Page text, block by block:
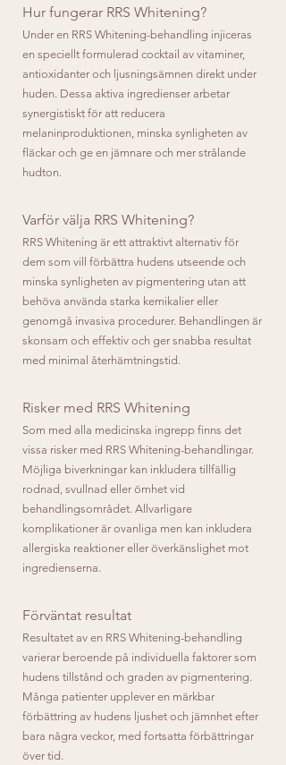
Hur fungerar RRS Whitening?
Under en RRS Whitening-behandling injiceras
en speciellt formulerad cocktail av vitaminer,
antioxidanter och ljusningsämnen direkt under
huden. Dessa aktiva ingredienser arbetar
synergistiskt för att reducera
melaninproduktionen, minska synligheten av
fläckar och ge en jämnare och mer strålande
hudton.
Varför välja RRS Whitening?
RRS Whitening är ett attraktivt alternativ för
dem som vill förbättra hudens utseende och
minska synligheten av pigmentering utan att
behöva använda starka kemikalier eller
genomgå invasiva procedurer. Behandlingen är
skonsam och effektiv och ger snabba resultat
med minimal återhämtningstid.
Risker med RRS Whitening
Som med alla medicinska ingrepp finns det
vissa risker med RRS Whitening-behandlingar.
Möjliga biverkningar kan inkludera tillfällig
rodnad, svullnad eller ömhet vid
behandlingsområdet. Allvarligare
komplikationer är ovanliga men kan inkludera
allergiska reaktioner eller överkänslighet mot
ingredienserna.
Förväntat resultat
Resultatet av en RRS Whitening-behandling
varierar beroende på individuella faktorer som
hudens tillstånd och graden av pigmentering.
Många patienter upplever en märkbar
förbättring av hudens ljushet och jämnhet efter
bara några veckor, med fortsatta förbättringar
över tid.